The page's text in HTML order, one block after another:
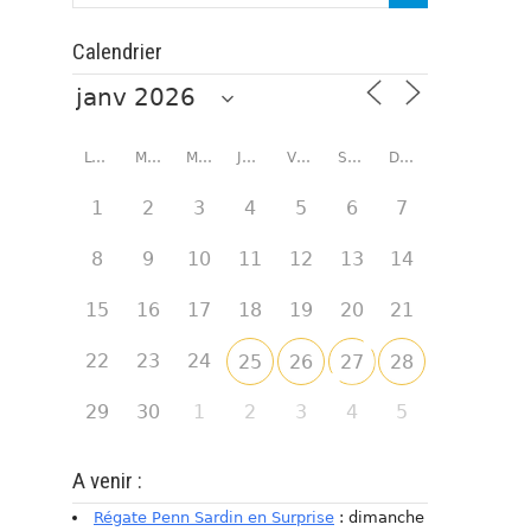
Calendrier
LUNDI MARDI MERCREDI JEUDI VENDREDI SAMEDI DIMANCHE
1 2 3 4 5 6 7
8 9 10 11 12 13 14
15 16 17 18 19 20 21
22 23 24 25 26 27 28
29 30 1 2 3 4 5
A venir :
Régate Penn Sardin en Surprise : dimanche